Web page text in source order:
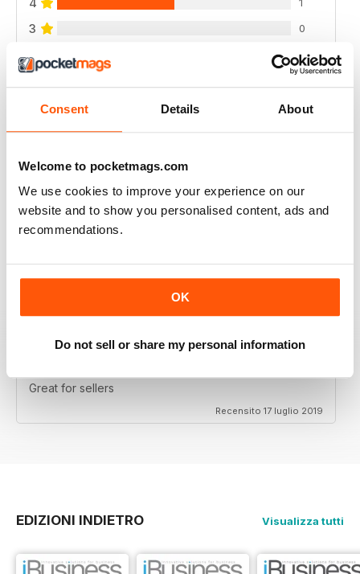
Consent Details About
Welcome to pocketmags.com
We use cookies to improve your experience on our
website and to show you personalised content, ads and
recommendations.
OK
Do not sell or share my personal information
3 0
2 0
VISUALIZZA LE RECENSIONI
GOOD APPLE RELATED BUSINESS MAG
Great for sellers
Recensito 17 luglio 2019
EDIZIONI INDIETRO Visualizza tutti